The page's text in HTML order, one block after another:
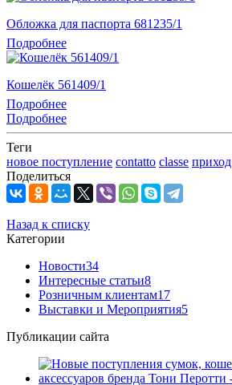
Обложка для паспорта 681235/1
Подробнее
Кошелёк 561409/1
Подробнее
Подробнее
Теги
новое поступление contatto classe приход
Поделиться
Назад к списку
Категории
Новости34
Интересные статьи8
Розничным клиентам17
Выставки и Мероприятия5
Публикации сайта